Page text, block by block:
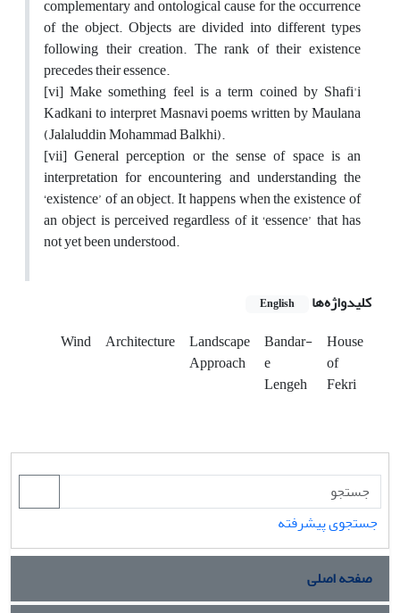
complementary and ontological cause for the occurrence
of the object. Objects are divided into different types
following their creation. The rank of their existence
precedes their essence.
[vi] Make something feel is a term coined by Shafi'i
Kadkani to interpret Masnavi poems written by Maulana
(Jalaluddin Mohammad Balkhi).
[vii] General perception or the sense of space is an
interpretation for encountering and understanding the
‘existence’ of an object. It happens when the existence of
an object is perceived regardless of it ‘essence’ that has
not yet been understood.
کلیدواژه‌ها English
Wind Architecture Landscape
Approach
Bandar-
e
Lengeh
House
of
Fekri
جستجوی پیشرفته
صفحه اصلی